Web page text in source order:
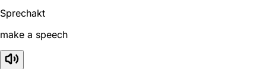
Sprechakt
make a speech